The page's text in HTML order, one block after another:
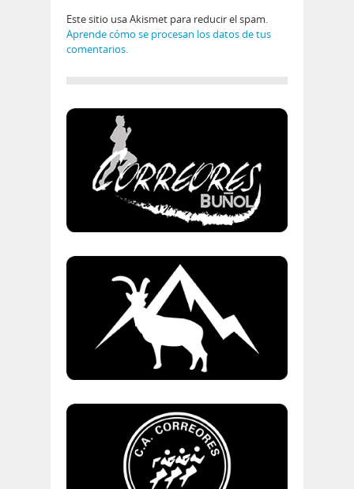
Este sitio usa Akismet para reducir el spam.
Aprende cómo se procesan los datos de tus
comentarios.